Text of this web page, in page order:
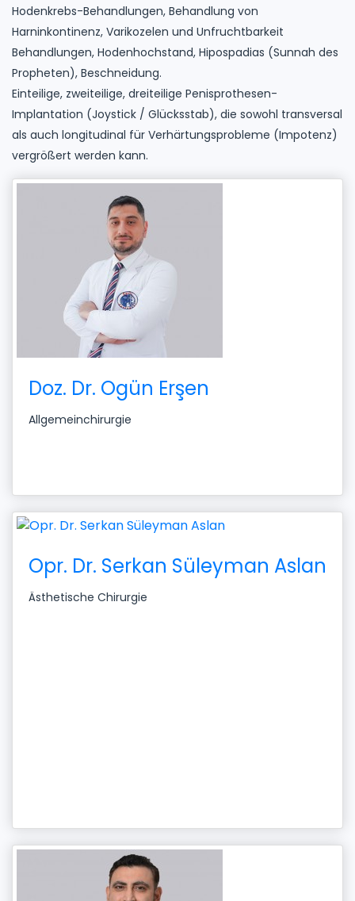
Hodenkrebs-Behandlungen, Behandlung von
Harninkontinenz, Varikozelen und Unfruchtbarkeit
Behandlungen, Hodenhochstand, Hipospadias (Sunnah des
Propheten), Beschneidung.
Einteilige, zweiteilige, dreiteilige Penisprothesen-
Implantation (Joystick / Glücksstab), die sowohl transversal
als auch longitudinal für Verhärtungsprobleme (Impotenz)
vergrößert werden kann.
Doz. Dr. Ogün Erşen
Allgemeinchirurgie
Opr. Dr. Serkan Süleyman Aslan
Ästhetische Chirurgie